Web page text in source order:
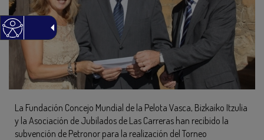
La Fundación Concejo Mundial de la Pelota Vasca, Bizkaiko Itzulia
y la Asociación de Jubilados de Las Carreras han recibido la
subvención de Petronor para la realización del Torneo